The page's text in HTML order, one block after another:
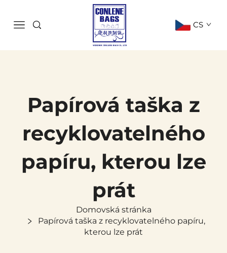
CS
Papírová taška z
recyklovatelného
papíru, kterou lze
prát
Domovská stránka
Papírová taška z recyklovatelného papíru,
kterou lze prát